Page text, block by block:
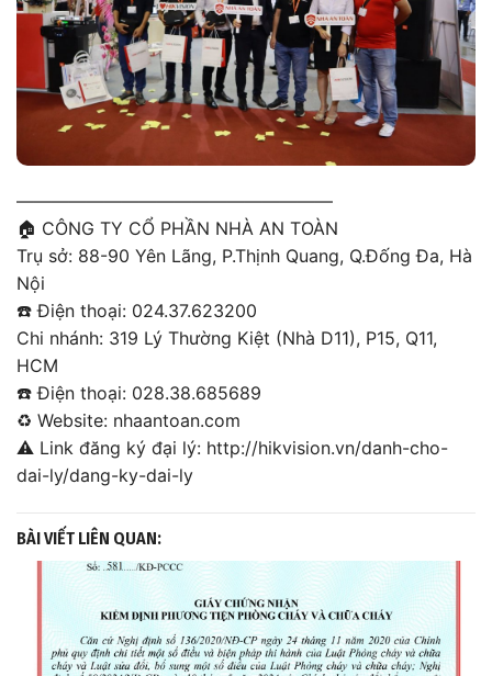
——————————————————
🏠 CÔNG TY CỔ PHẦN NHÀ AN TOÀN
Trụ sở: 88-90 Yên Lãng, P.Thịnh Quang, Q.Đống Đa, Hà
Nội
☎️ Điện thoại: 024.37.623200
Chi nhánh: 319 Lý Thường Kiệt (Nhà D11), P15, Q11,
HCM
☎️ Điện thoại: 028.38.685689
♻️ Website: nhaantoan.com
⚠️ Link đăng ký đại lý: http://hikvision.vn/danh-cho-
dai-ly/dang-ky-dai-ly
BÀI VIẾT LIÊN QUAN: